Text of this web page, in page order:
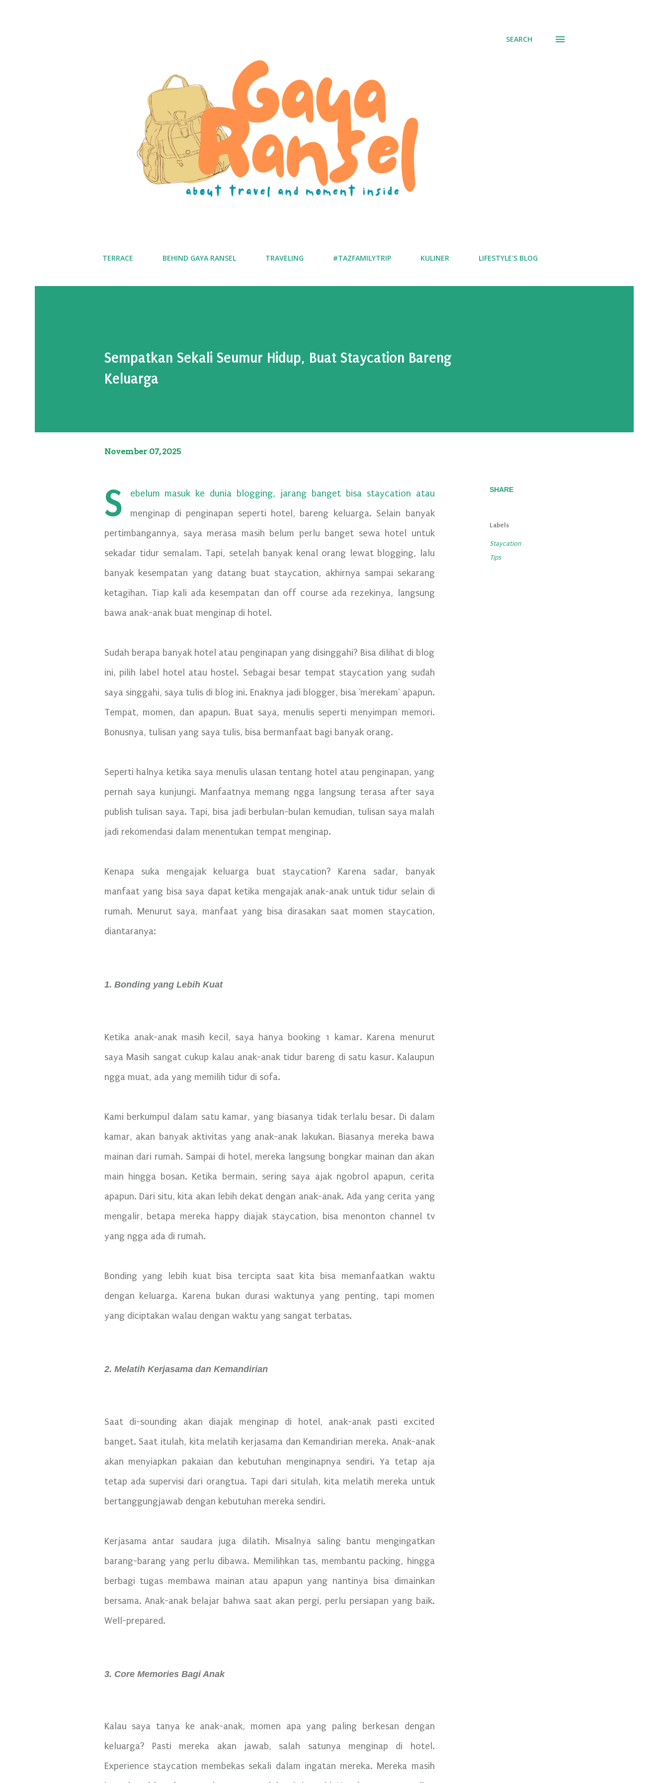
SEARCH
TERRACE BEHIND GAYA RANSEL TRAVELING #TAZFAMILYTRIP KULINER LIFESTYLE'S BLOG
Sempatkan Sekali Seumur Hidup, Buat Staycation Bareng
Keluarga
November 07, 2025
S
ebelum masuk ke dunia blogging, jarang banget bisa staycation atau
menginap di penginapan seperti hotel, bareng keluarga. Selain banyak
pertimbangannya, saya merasa masih belum perlu banget sewa hotel untuk
sekadar tidur semalam. Tapi, setelah banyak kenal orang lewat blogging, lalu
banyak kesempatan yang datang buat staycation, akhirnya sampai sekarang
ketagihan. Tiap kali ada kesempatan dan off course ada rezekinya, langsung
bawa anak-anak buat menginap di hotel.
Sudah berapa banyak hotel atau penginapan yang disinggahi? Bisa dilihat di blog
ini, pilih label hotel atau hostel. Sebagai besar tempat staycation yang sudah
saya singgahi, saya tulis di blog ini. Enaknya jadi blogger, bisa 'merekam' apapun.
Tempat, momen, dan apapun. Buat saya, menulis seperti menyimpan memori.
Bonusnya, tulisan yang saya tulis, bisa bermanfaat bagi banyak orang.
Seperti halnya ketika saya menulis ulasan tentang hotel atau penginapan, yang
pernah saya kunjungi. Manfaatnya memang ngga langsung terasa after saya
publish tulisan saya. Tapi, bisa jadi berbulan-bulan kemudian, tulisan saya malah
jadi rekomendasi dalam menentukan tempat menginap.
Kenapa suka mengajak keluarga buat staycation? Karena sadar, banyak
manfaat yang bisa saya dapat ketika mengajak anak-anak untuk tidur selain di
rumah. Menurut saya, manfaat yang bisa dirasakan saat momen staycation,
diantaranya:
1. Bonding yang Lebih Kuat
Ketika anak-anak masih kecil, saya hanya booking 1 kamar. Karena menurut
saya Masih sangat cukup kalau anak-anak tidur bareng di satu kasur. Kalaupun
ngga muat, ada yang memilih tidur di sofa.
Kami berkumpul dalam satu kamar, yang biasanya tidak terlalu besar. Di dalam
kamar, akan banyak aktivitas yang anak-anak lakukan. Biasanya mereka bawa
mainan dari rumah. Sampai di hotel, mereka langsung bongkar mainan dan akan
main hingga bosan. Ketika bermain, sering saya ajak ngobrol apapun, cerita
apapun. Dari situ, kita akan lebih dekat dengan anak-anak. Ada yang cerita yang
mengalir, betapa mereka happy diajak staycation, bisa menonton channel tv
yang ngga ada di rumah.
Bonding yang lebih kuat bisa tercipta saat kita bisa memanfaatkan waktu
dengan keluarga. Karena bukan durasi waktunya yang penting, tapi momen
yang diciptakan walau dengan waktu yang sangat terbatas.
2. Melatih Kerjasama dan Kemandirian
Saat di-sounding akan diajak menginap di hotel, anak-anak pasti excited
banget. Saat itulah, kita melatih kerjasama dan Kemandirian mereka. Anak-anak
akan menyiapkan pakaian dan kebutuhan menginapnya sendiri. Ya tetap aja
tetap ada supervisi dari orangtua. Tapi dari situlah, kita melatih mereka untuk
bertanggungjawab dengan kebutuhan mereka sendiri.
Kerjasama antar saudara juga dilatih. Misalnya saling bantu mengingatkan
barang-barang yang perlu dibawa. Memilihkan tas, membantu packing, hingga
berbagi tugas membawa mainan atau apapun yang nantinya bisa dimainkan
bersama. Anak-anak belajar bahwa saat akan pergi, perlu persiapan yang baik.
Well-prepared.
3. Core Memories Bagi Anak
Kalau saya tanya ke anak-anak, momen apa yang paling berkesan dengan
keluarga? Pasti mereka akan jawab, salah satunya menginap di hotel.
Experience staycation membekas sekali dalam ingatan mereka. Mereka masih
SHARE
Labels
Staycation
Tips